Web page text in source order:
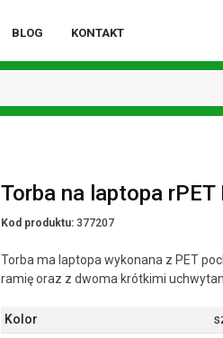
BLOG KONTAKT
Torba na laptopa
Kod produktu: 377207
Torba ma laptopa wykonana z PET
ramię oraz z dwoma krótkimi
Kolor